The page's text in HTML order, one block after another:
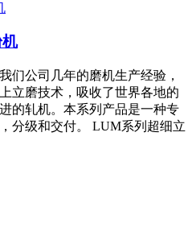
们公司几年的磨机生产经验，
立磨技术，吸收了世界各地的
的轧机。本系列产品是一种专
分级和交付。 LUM系列超细立